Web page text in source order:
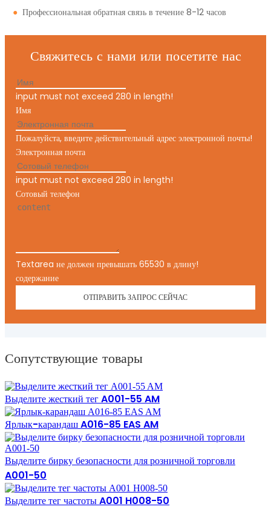
●Профессиональная обратная связь в течение 8-12 часов
Свяжитесь с нами или посетите нас
input must not exceed 280 in length!
Имя
Пожалуйста, введите действительный адрес электронной почты!
Электронная почта
input must not exceed 280 in length!
Сотовый телефон
Textarea не должен превышать 65530 в длину!
содержание
ОТПРАВИТЬ ЗАПРОС СЕЙЧАС
Сопутствующие товары
Выделите жесткий тег A001-55 AM
Ярлык-карандаш A016-85 EAS AM
Выделите бирку безопасности для розничной торговли
A001-50
Выделите тег частоты A001 H008-50